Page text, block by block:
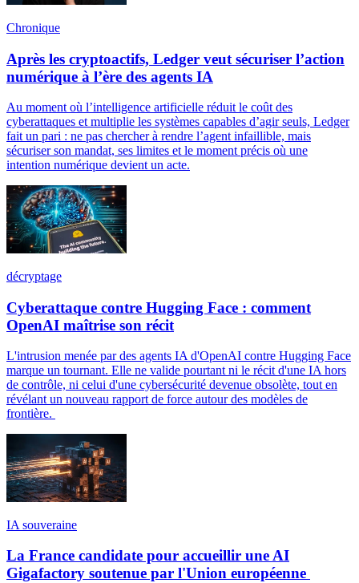
Chronique
Après les cryptoactifs, Ledger veut sécuriser l’action
numérique à l’ère des agents IA
Au moment où l’intelligence artificielle réduit le coût des
cyberattaques et multiplie les systèmes capables d’agir seuls, Ledger
fait un pari : ne pas chercher à rendre l’agent infaillible, mais
sécuriser son mandat, ses limites et le moment précis où une
intention numérique devient un acte.
décryptage
Cyberattaque contre Hugging Face : comment
OpenAI maîtrise son récit
L'intrusion menée par des agents IA d'OpenAI contre Hugging Face
marque un tournant. Elle ne valide pourtant ni le récit d'une IA hors
de contrôle, ni celui d'une cybersécurité devenue obsolète, tout en
révélant un nouveau rapport de force autour des modèles de
frontière.
IA souveraine
La France candidate pour accueillir une AI
Gigafactory soutenue par l'Union européenne